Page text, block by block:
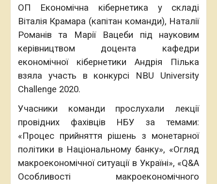
ОП Економічна кібернетика у складі
Віталія Крамара (капітан команди), Наталії
Романів та Марії Вацеби під науковим
керівництвом доцента кафедри
економічної кібернетики Андрія Пілька
взяла участь в конкурсі NBU University
Сhallenge 2020.
Учасники команди прослухали лекції
провідних фахівців НБУ за темами:
«Процес прийняття рішень з монетарної
політики в Національному банку», «Огляд
макроекономічної ситуації в Україні», «Q&A
Особливості макроекономічного